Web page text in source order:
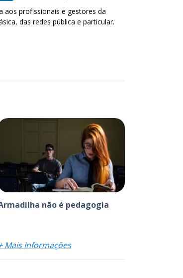
aos profissionais e gestores da
das redes pública e particular.
não é pedagogia
Mais Informações